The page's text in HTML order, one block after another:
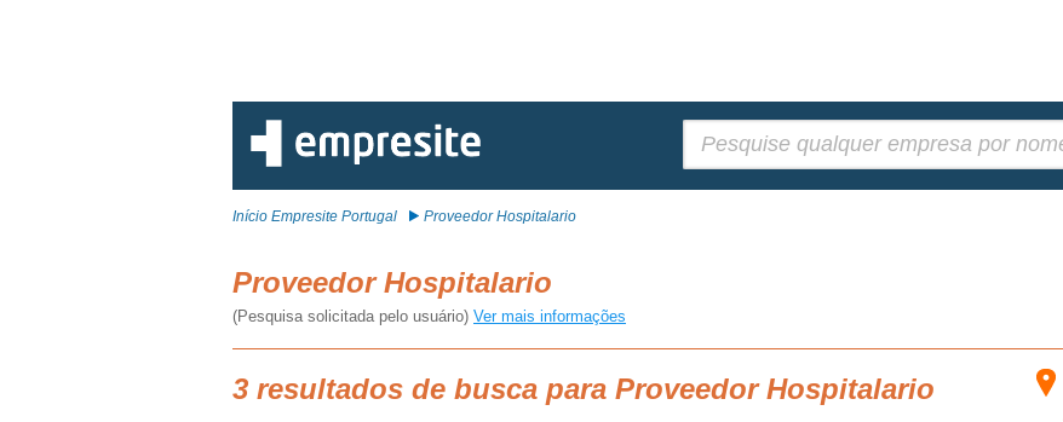
Início Empresite Portugal Proveedor Hospitalario
Proveedor Hospitalario
(Pesquisa solicitada pelo usuário) Ver mais informações
3 resultados de busca para Proveedor Hospitalario